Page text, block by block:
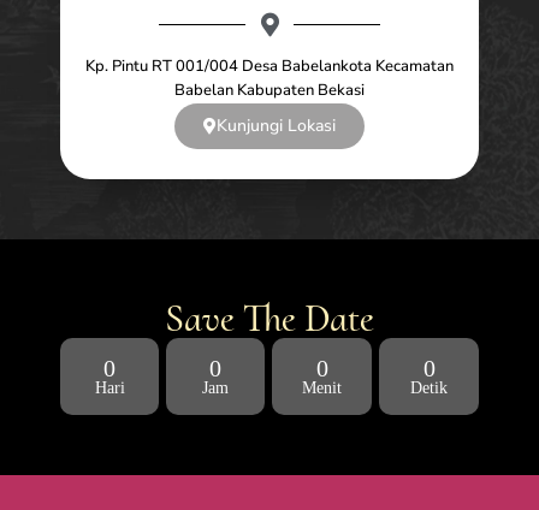
Kp. Pintu RT 001/004 Desa Babelankota Kecamatan
Babelan Kabupaten Bekasi
Kunjungi Lokasi
Save The Date
0
Hari
0
Jam
0
Menit
0
Detik